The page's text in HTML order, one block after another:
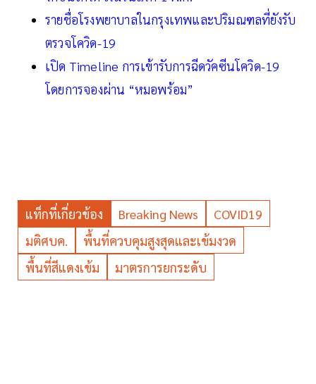
รายชื่อโรงพยาบาลในกรุงเทพและปริมณฑลที่ยังรับ
ตรวจโควิด-19
เปิด Timeline การเข้ารับการฉีดวัคซีนโควิด-19
โดยการจองผ่าน “หมอพร้อม”
แท็กที่เกี่ยวข้อง Breaking News
COVID19
มติศบค.
พื้นที่ควบคุมสูงสุดและเข้มงวด
พื้นที่สีแดงเข้ม
มาตรการยกระดับ